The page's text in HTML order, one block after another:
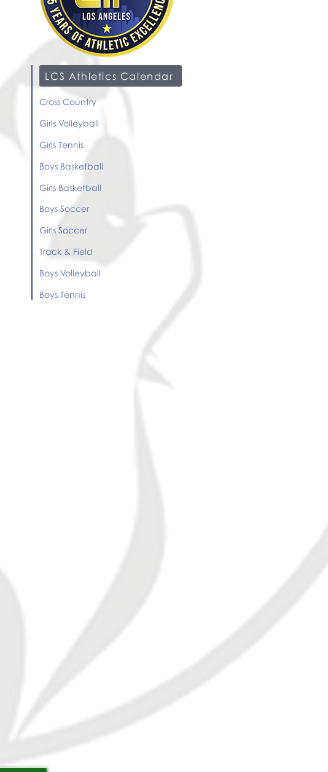
Cross Country
Girls Volleyball
Girls Tennis
Boys Basketball
Girls Basketball
Boys Soccer
Girls Soccer
Track & Field
Boys Volleyball
Boys Tennis
LCS Athletics Calendar